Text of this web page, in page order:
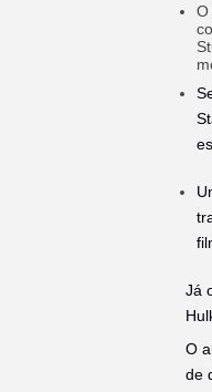
O
Já
O
de